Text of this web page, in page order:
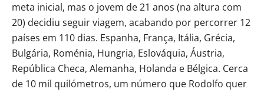
meta inicial, mas o jovem de 21 anos (na altura com
20) decidiu seguir viagem, acabando por percorrer 12
países em 110 dias. Espanha, França, Itália, Grécia,
Bulgária, Roménia, Hungria, Eslováquia, Áustria,
República Checa, Alemanha, Holanda e Bélgica. Cerca
de 10 mil quilómetros, um número que Rodolfo quer